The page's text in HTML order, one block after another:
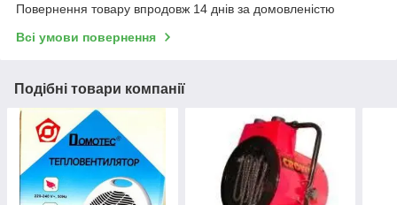
Повернення товару впродовж 14 днів за домовленістю
Всі умови повернення
Подібні товари компанії